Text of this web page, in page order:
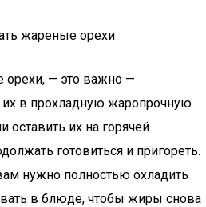
жареные орехи
орехи, — это важно —
в прохладную жаропрочную
оставить их на горячей
готовиться и пригореть.
нужно полностью охладить
в блюде, чтобы жиры снова